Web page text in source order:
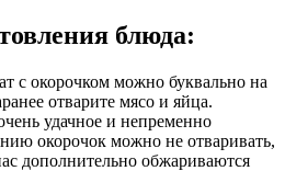
блюда:
с окорочком можно буквально на
отварите мясо и яйца.
удачное и непременно
окорочок можно не отваривать,
дополнительно обжариваются